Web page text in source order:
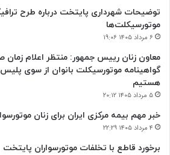
توضیحات شهرداری پایتخت درباره طرح
موتورسیکلت‌ها
۶ مرداد ۱۴۰۵ ۱۹:۰۶
معاون زنان رییس جمهور: منتظر اعلام زمان
گواهینامه موتورسیکلت بانوان از سوی پلیس
هستیم
۵ مرداد ۱۴۰۵ ۲۰:۱۲
خبر مهم بیمه مرکزی ایران برای زنان
۴ مرداد ۱۴۰۵ ۲۲:۲۹
برخورد قاطع با تخلفات موتورسواران پایتخت